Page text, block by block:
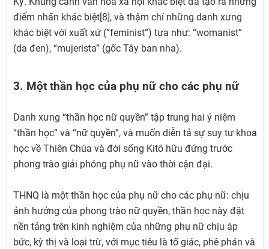
điểm nhấn khác biệt[8], và thậm chí những danh xưng
khác biệt với xuất xứ (“feminist”) tựa như: “womanist”
(da đen), “mujerista” (gốc Tây ban nha).
3. Một thần học của phụ nữ cho các phụ nữ
Danh xưng “thần học nữ quyền” tập trung hai ý niệm
“thần học” và “nữ quyền”, và muốn diễn tả sự suy tư khoa
học về Thiên Chúa và đời sống Kitô hữu đứng trước
phong trào giải phóng phụ nữ vào thời cận đại.
THNQ là một thần học của phụ nữ cho các phụ nữ: chịu
ảnh hưởng của phong trào nữ quyền, thần học này đặt
nền tảng trên kinh nghiệm của những phụ nữ chịu áp
bức, kỳ thị và loại trừ, với mục tiêu là tố giác, phê phán và